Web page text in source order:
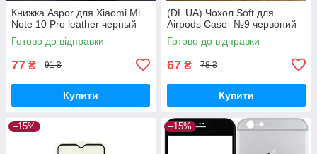
Книжка Aspor для Xiaomi Mi
Note 10 Pro leather черный
Готово до відправки
77 ₴ 91 ₴
Купити
(DL UA) Чохол Soft для
Airpods Case- №9 червоний
Готово до відправки
67 ₴ 78 ₴
Купити
–15% –15%